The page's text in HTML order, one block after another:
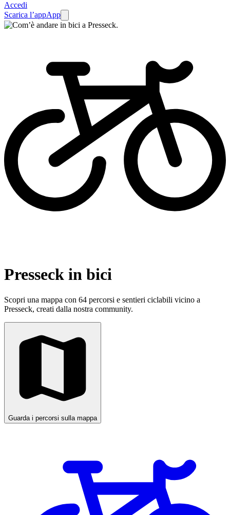
Accedi
Scarica l’appApp
Presseck in bici
Scopri una mappa con 64 percorsi e sentieri ciclabili vicino a
Presseck, creati dalla nostra community.
Guarda i percorsi sulla mappa